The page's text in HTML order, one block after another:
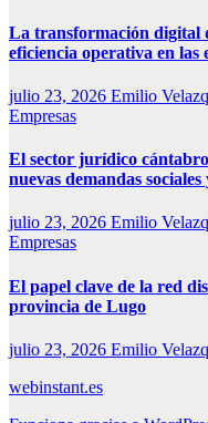
La transformación digital
eficiencia operativa en las
julio 23, 2026 Emilio
Empresas
El sector jurídico
nuevas demandas sociales
julio 23, 2026 Emilio
Empresas
El papel clave de la red
provincia de Lugo
julio 23, 2026 Emilio
webinstant.es